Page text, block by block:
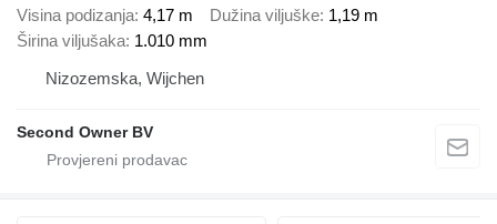
Visina podizanja 4,17 m Dužina viljuške 1,19 m
Širina viljušaka 1.010 mm
Nizozemska, Wijchen
Second Owner BV